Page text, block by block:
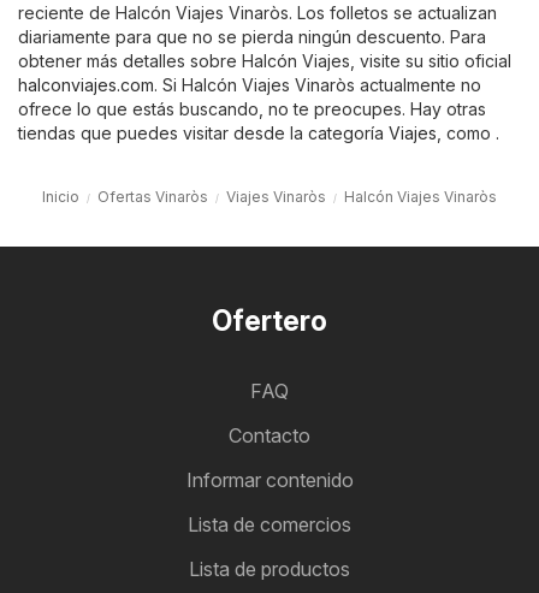
reciente de Halcón Viajes Vinaròs. Los folletos se actualizan
diariamente para que no se pierda ningún descuento. Para
obtener más detalles sobre Halcón Viajes, visite su sitio oficial
halconviajes.com. Si Halcón Viajes Vinaròs actualmente no
ofrece lo que estás buscando, no te preocupes. Hay otras
tiendas que puedes visitar desde la categoría Viajes , como .
Inicio Ofertas Vinaròs Viajes Vinaròs Halcón Viajes Vinaròs
Ofertero
FAQ
Contacto
Informar contenido
Lista de comercios
Lista de productos